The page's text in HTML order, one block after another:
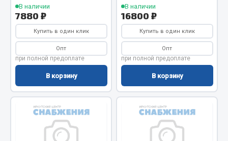
Изолента
Показать ещё
Запчасти на полуприцепы
Амортизаторы для полуприцепов
Весь раздел
В наличии
7880 ₽
Купить в один клик
Опт
при полной предоплате
В корзину
В наличии
16800 ₽
Купить в один клик
Опт
при полной предоплате
В корзину